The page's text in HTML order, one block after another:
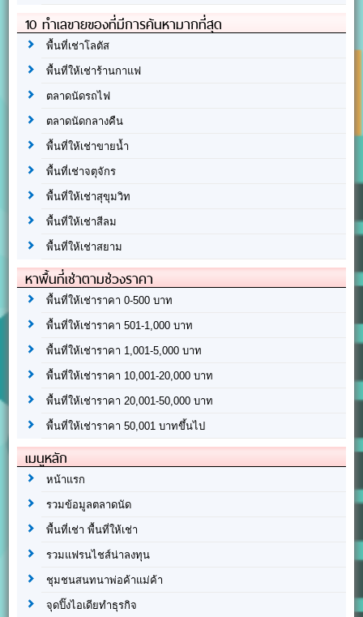
10 ทำเลขายของที่มีการค้นหามากที่สุด
พื้นที่เช่าโลตัส
พื้นที่ให้เช่าร้านกาแฟ
ตลาดนัดรถไฟ
ตลาดนัดกลางคืน
พื้นที่ให้เช่าขายน้ำ
พื้นที่เช่าจตุจักร
พื้นที่ให้เช่าสุขุมวิท
พื้นที่ให้เช่าสีลม
พื้นที่ให้เช่าสยาม
หาพื้นที่เช่าตามช่วงราคา
พื้นที่ให้เช่าราคา 0-500 บาท
พื้นที่ให้เช่าราคา 501-1,000 บาท
พื้นที่ให้เช่าราคา 1,001-5,000 บาท
พื้นที่ให้เช่าราคา 10,001-20,000 บาท
พื้นที่ให้เช่าราคา 20,001-50,000 บาท
พื้นที่ให้เช่าราคา 50,001 บาทขึ้นไป
เมนูหลัก
หน้าแรก
รวมข้อมูลตลาดนัด
พื้นที่เช่า พื้นที่ให้เช่า
รวมแฟรนไชส์น่าลงทุน
ชุมชนสนทนาพ่อค้าแม่ค้า
จุดปิ๊งไอเดียทำธุรกิจ